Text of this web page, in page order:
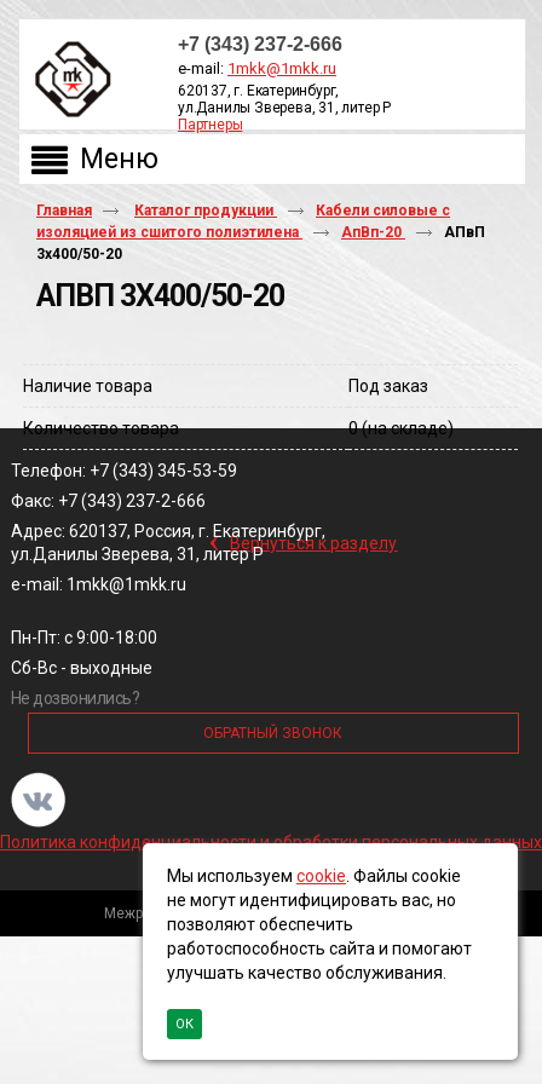
+7 (343) 237-2-666
e-mail: 1mkk@1mkk.ru
620137, г. Екатеринбург,
ул.Данилы Зверева, 31, литер Р
Партнеры
Главная Каталог продукции
Кабели силовые с
изоляцией из сшитого полиэтилена
АпВп-20
АПвП
3х400/50-20
АПВП 3Х400/50-20
Наличие товара Под заказ
Количество товара 0(на складе)
‹ Вернуться к разделу
Телефон: +7 (343) 345-53-59
Факс: +7 (343) 237-2-666
Адрес: 620137, Россия, г. Екатеринбург,
ул.Данилы Зверева, 31, литер Р
e-mail: 1mkk@1mkk.ru
Пн-Пт: с 9:00-18:00
Сб-Вс - выходные
Не дозвонились?
ОБРАТНЫЙ ЗВОНОК
Политика конфиденциальности и обработки персональных данных
Межрегиональная кабельная компания, 2016 ©
Мы используем cookie . Файлы cookie
не могут идентифицировать вас, но
позволяют обеспечить
работоспособность сайта и помогают
улучшать качество обслуживания.
ОК